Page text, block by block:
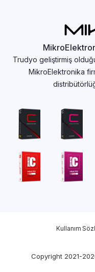
Trudyo geliştirmiş
MikroElektronika
Kullanım
Copyright 2021-